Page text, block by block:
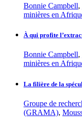
Bonnie Campbell,
minières en
À qui profite
Bonnie Campbell,
minières en
La filière de la
Groupe de
(GRAMA),